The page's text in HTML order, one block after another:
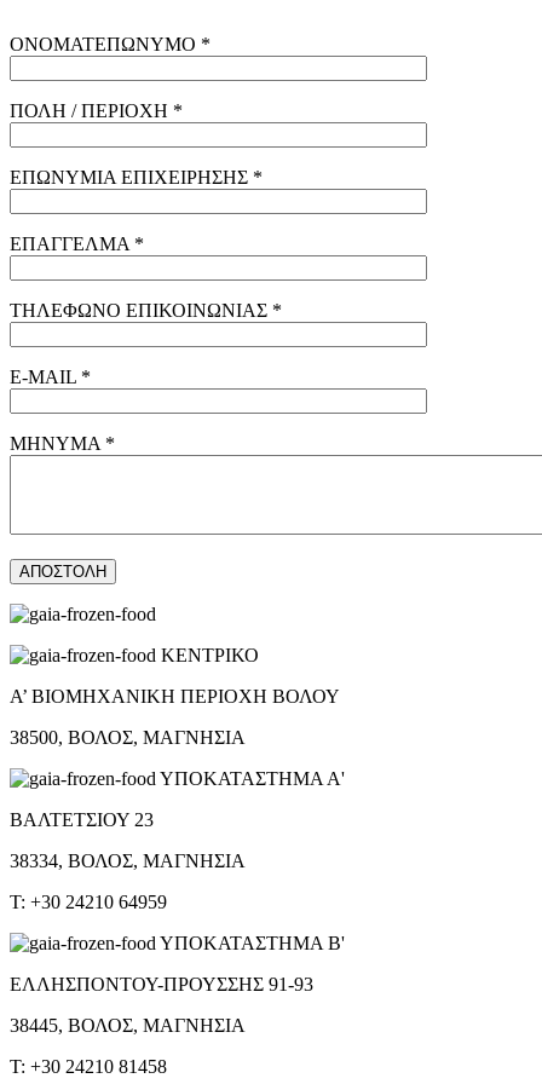
ΟΝΟΜΑΤΕΠΩΝΥΜΟ *
ΠΟΛΗ / ΠΕΡΙΟΧΗ *
ΕΠΩΝΥΜΙΑ ΕΠΙΧΕΙΡΗΣΗΣ *
ΕΠΑΓΓΕΛΜΑ *
ΤΗΛΕΦΩΝΟ ΕΠΙΚΟΙΝΩΝΙΑΣ *
E-MAIL *
ΜΗΝΥΜΑ *
ΚΕΝΤΡΙΚΟ
Α’ ΒΙΟΜΗΧΑΝΙΚΗ ΠΕΡΙΟΧΗ ΒΟΛΟΥ
38500, ΒΟΛΟΣ, ΜΑΓΝΗΣΙΑ
ΥΠΟΚΑΤΑΣΤΗΜΑ Α'
ΒΑΛΤΕΤΣΙΟΥ 23
38334, ΒΟΛΟΣ, ΜΑΓΝΗΣΙΑ
T: +30 24210 64959
ΥΠΟΚΑΤΑΣΤΗΜΑ Β'
ΕΛΛΗΣΠΟΝΤΟΥ-ΠΡΟΥΣΣΗΣ 91-93
38445, ΒΟΛΟΣ, ΜΑΓΝΗΣΙΑ
T: +30 24210 81458